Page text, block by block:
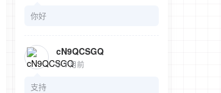
你好
cN9QCSGQ
3 个月前
支持